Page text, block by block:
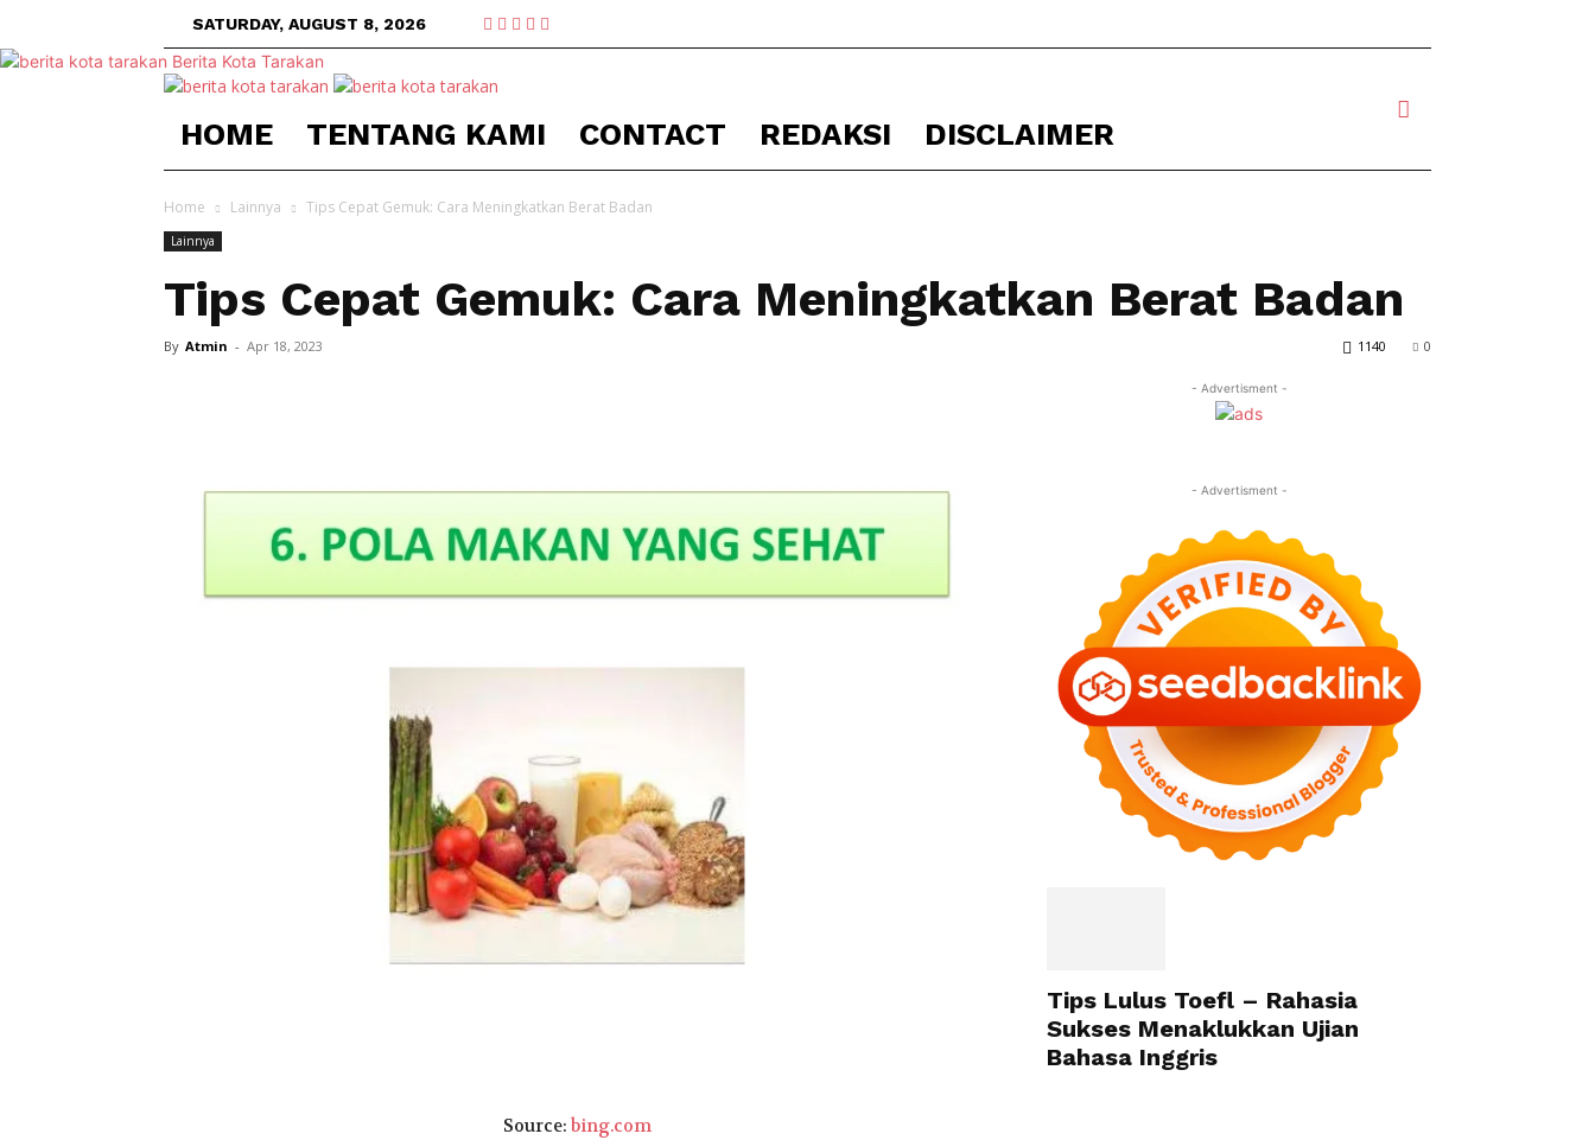
SATURDAY, AUGUST 8, 2026
Berita Kota Tarakan
HOME TENTANG KAMI CONTACT REDAKSI DISCLAIMER
Home Lainnya Tips Cepat Gemuk: Cara Meningkatkan Berat Badan
Lainnya
Tips Cepat Gemuk: Cara Meningkatkan Berat Badan
By Atmin - Apr 18, 2023 0
1140
Source: bing.com
- Advertisment -
- Advertisment -
Tips Lulus Toefl – Rahasia
Sukses Menaklukkan Ujian
Bahasa Inggris